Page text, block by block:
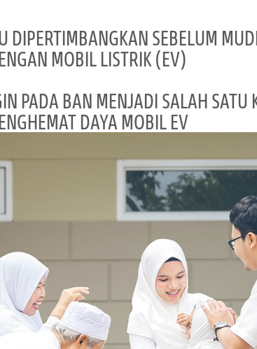
DIPERTIMBANGKAN SEBELUM
MOBIL LISTRIK (EV)
PADA BAN MENJADI SALAH SATU
DAYA MOBIL EV